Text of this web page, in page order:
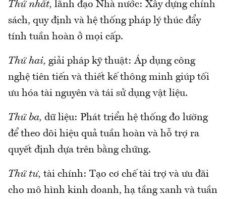
Thứ nhất, lãnh đạo Nhà nước: Xây dựng chính
sách, quy định và hệ thống pháp lý thúc đẩy
tính tuần hoàn ở mọi cấp.
Thứ hai, giải pháp kỹ thuật: Áp dụng công
nghệ tiên tiến và thiết kế thông minh giúp tối
ưu hóa tài nguyên và tái sử dụng vật liệu.
Thứ ba, dữ liệu: Phát triển hệ thống đo lường
để theo dõi hiệu quả tuần hoàn và hỗ trợ ra
quyết định dựa trên bằng chứng.
Thứ tư, tài chính: Tạo cơ chế tài trợ và ưu đãi
cho mô hình kinh doanh, hạ tầng xanh và tuần